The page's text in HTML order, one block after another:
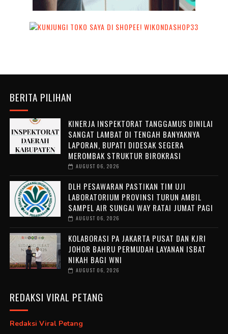
BERITA PILIHAN
KINERJA INSPEKTORAT TANGGAMUS DINILAI
SANGAT LAMBAT DI TENGAH BANYAKNYA
LAPORAN, BUPATI DIDESAK SEGERA
MEROMBAK STRUKTUR BIROKRASI
AUGUST 06, 2026
DLH PESAWARAN PASTIKAN TIM UJI
LABORATORIUM PROVINSI TURUN AMBIL
SAMPEL AIR SUNGAI WAY RATAI JUMAT PAGI
AUGUST 06, 2026
KOLABORASI PA JAKARTA PUSAT DAN KJRI
JOHOR BAHRU PERMUDAH LAYANAN ISBAT
NIKAH BAGI WNI
AUGUST 06, 2026
REDAKSI VIRAL PETANG
Redaksi Viral Petang